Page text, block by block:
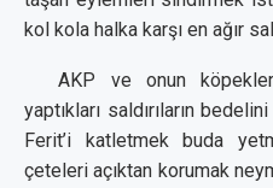
kol kola halka karşı en ağır
AKP ve onun
yaptıkları saldırıların
Ferit’i katletmek buda
çeteleri açıktan korumak